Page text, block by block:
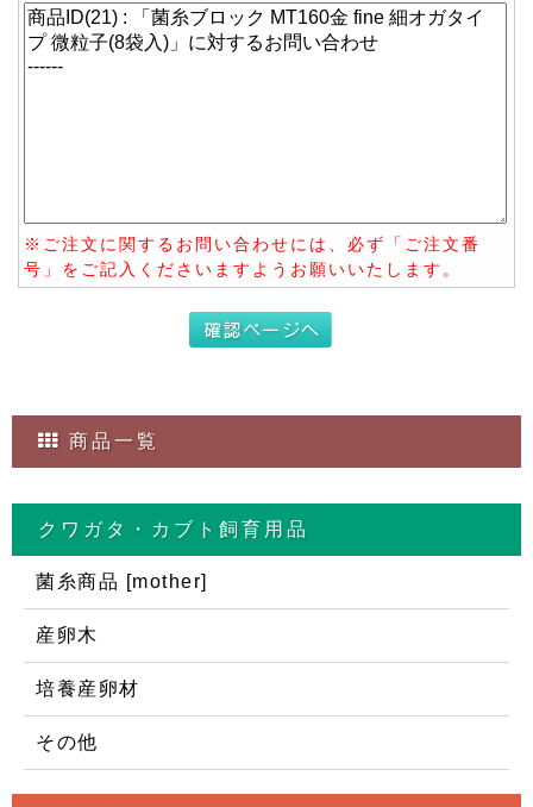
※ご注文に関するお問い合わせには、必ず「ご注文番
号」をご記入くださいますようお願いいたします。
商品一覧
クワガタ・カブト飼育用品
菌糸商品 [mother]
産卵木
培養産卵材
その他